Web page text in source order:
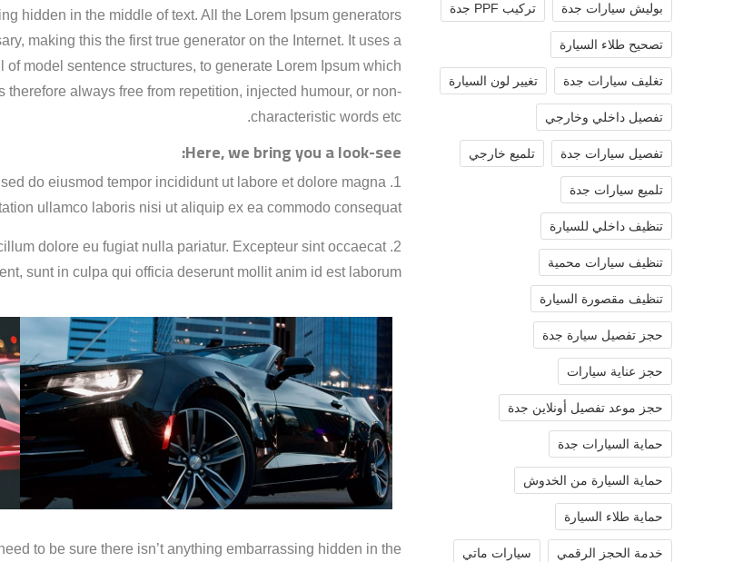
بوليش سيارات جدة تركيب PPF جدة
تصحيح طلاء السيارة
تغليف سيارات جدة تغيير لون السيارة
تفصيل داخلي وخارجي
تفصيل سيارات جدة تلميع خارجي
تلميع سيارات جدة
تنظيف داخلي للسيارة
تنظيف سيارات محمية
تنظيف مقصورة السيارة
حجز تفصيل سيارة جدة
حجز عناية سيارات
حجز موعد تفصيل أونلاين جدة
حماية السيارات جدة
حماية السيارة من الخدوش
حماية طلاء السيارة
خدمة الحجز الرقمي سيارات ماتي
hidden in the middle of text. All the Lorem Ipsum generators
making this the first true generator on the Internet. It uses a
model sentence structures, to generate Lorem Ipsum which
always free from repetition, injected humour, or non-
characteristic words etc.
Here, we bring you a look-see:
do eiusmod tempor incididunt ut labore et dolore magna
ullamco laboris nisi ut aliquip ex ea commodo consequat.
dolore eu fugiat nulla pariatur. Excepteur sint occaecat
sunt in culpa qui officia deserunt mollit anim id est laborum.
to be sure there isn’t anything embarrassing hidden in the